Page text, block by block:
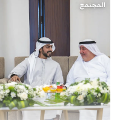
المجتمع